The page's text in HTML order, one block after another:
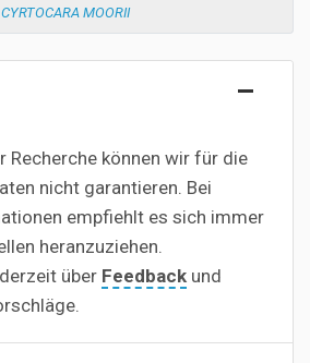
CYRTOCARA MOORII
können wir für die
nicht garantieren. Bei
empfiehlt es sich immer
heranzuziehen.
über Feedback und